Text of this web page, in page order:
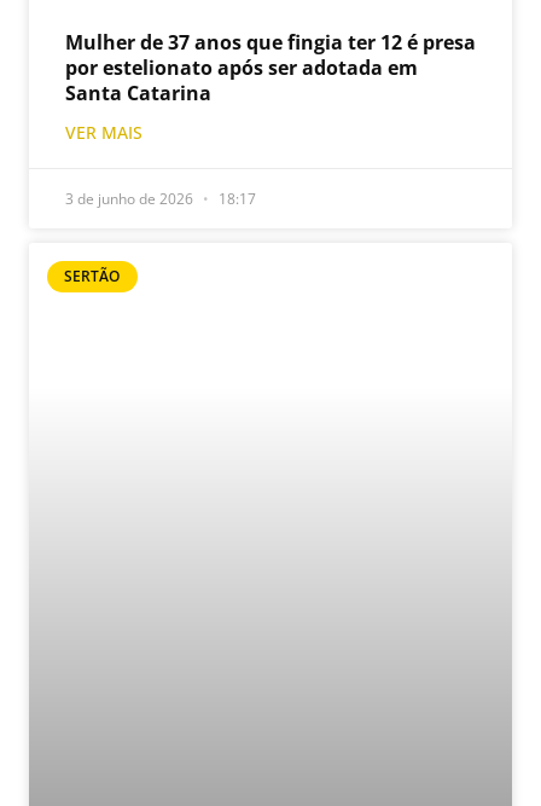
Mulher de 37 anos que fingia ter 12 é presa
por estelionato após ser adotada em
Santa Catarina
VER MAIS
3 de junho de 2026 18:17
SERTÃO